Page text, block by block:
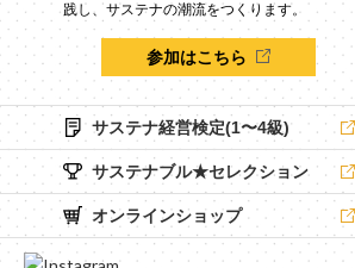
践し、サステナの潮流をつくります。
参加はこちら
サステナ経営検定(1〜4級)
サステナブル★セレクション
オンラインショップ